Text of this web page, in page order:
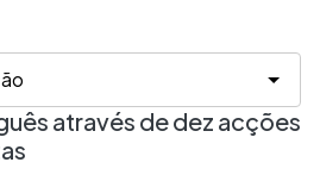
através de dez acções